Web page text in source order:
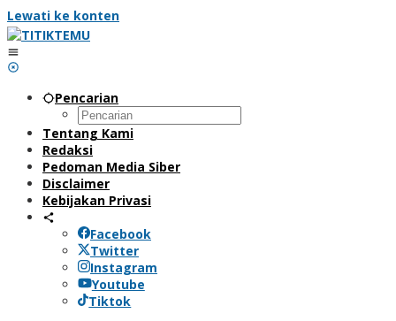
Lewati ke konten
Pencarian
Tentang Kami
Redaksi
Pedoman Media Siber
Disclaimer
Kebijakan Privasi
Facebook
Twitter
Instagram
Youtube
Tiktok